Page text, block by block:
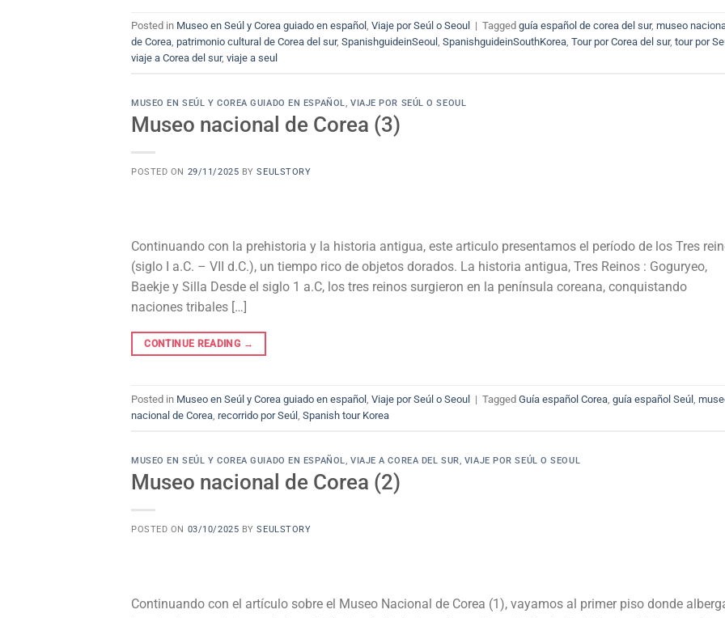
Posted in Museo en Seúl y Corea guiado en español , Viaje por Seúl o Seoul | Tagged guía español de corea del sur, museo
de Corea, patrimonio cultural de Corea del sur, SpanishguideinSeoul , SpanishguideinSouthKorea, Tour por Corea del sur, tour por
viaje a Corea del sur, viaje a seul
MUSEO EN SEÚL Y COREA GUIADO EN ESPAÑOL, VIAJE POR SEÚL O SEOUL
Museo nacional de Corea (3)
POSTED ON 29/11/2025 BYSEULSTORY
Continuando con la prehistoria y la historia antigua, este articulo presentamos el período de los Tres
(siglo I a.C. – VII d.C.), un tiempo rico de objetos dorados. La historia antigua, Tres Reinos : Goguryeo,
Baekje y Silla Desde el siglo 1 a.C, los tres reinos surgieron en la península coreana, conquistando
naciones tribales […]
CONTINUE READING →
Posted in Museo en Seúl y Corea guiado en español Viaje por Seúl o Seoul | Tagged Guía español Corea guía español Seúl
nacional de Corea recorrido por Seúl Spanish tour Korea
MUSEO EN SEÚL Y COREA GUIADO EN ESPAÑOL VIAJE A COREA DEL SUR VIAJE POR SEÚL O SEOUL
Museo nacional de Corea (2)
POSTED ON 03/10/2025 BYSEULSTORY
Continuando con el artículo sobre el Museo Nacional de Corea (1), vayamos al primer piso donde